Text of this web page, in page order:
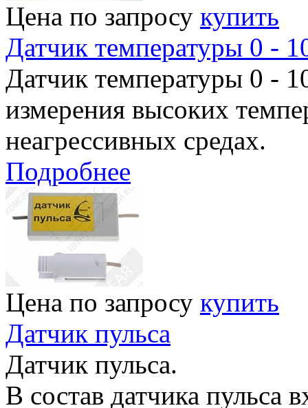
Цена по запросу купить
Датчик температуры 0 -
Датчик температуры 0 -
измерения высоких
неагрессивных средах.
Подробнее
Цена по запросу купить
Датчик пульса
Датчик пульса.
В состав датчика пульса